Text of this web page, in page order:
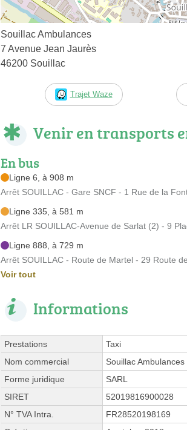
Souillac Ambulances
7 Avenue Jean Jaurès
46200 Souillac
Trajet Waze
Venir en transports
En bus
Ligne 6, à 908 m
Arrêt SOUILLAC - Gare SNCF - 1 Rue de la
Ligne 335, à 581 m
Arrêt LR SOUILLAC-Avenue de Sarlat (2) - 9
Ligne 888, à 729 m
Arrêt SOUILLAC - Route de Martel - 29 Route
Voir tout
Informations
Prestations
Taxi
Nom commercial
Souillac Ambulances
Forme juridique
SARL
SIRET
52019816900028
N° TVA Intra.
FR28520198169